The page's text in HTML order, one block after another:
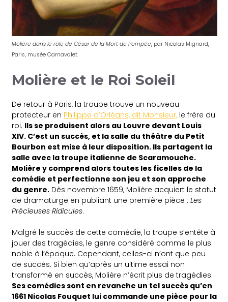
Molière dans le rôle de César de la Mort de Pompée, par Nicolas Mignard,
Paris, musée Carnavalet.
Molière et le Roi Soleil
De retour à Paris, la troupe trouve un nouveau
protecteur en Philippe d’Orléans, dit Monsieur, le frère du
roi. Ils se produisent alors au Louvre devant Louis
XIV. C’est un succès, et la salle du théâtre du Petit
Bourbon est mise à leur disposition. Ils partagent la
salle avec la troupe italienne de Scaramouche.
Molière y comprend alors toutes les ficelles de la
comédie et perfectionne son jeu et son approche
du genre. Dès novembre 1659, Molière acquiert le statut
de dramaturge en publiant une première pièce :Les
Précieuses Ridicules.
Malgré le succès de cette comédie, la troupe s’entête à
jouer des tragédies, le genre considéré comme le plus
noble à l’époque. Cependant, celles-ci n’ont que peu
de succès. Si bien qu’après un ultime essai non
transformé en succès, Molière n’écrit plus de tragédies.
Ses comédies sont en revanche un tel succès qu’en
1661 Nicolas Fouquet lui commande une pièce pour la